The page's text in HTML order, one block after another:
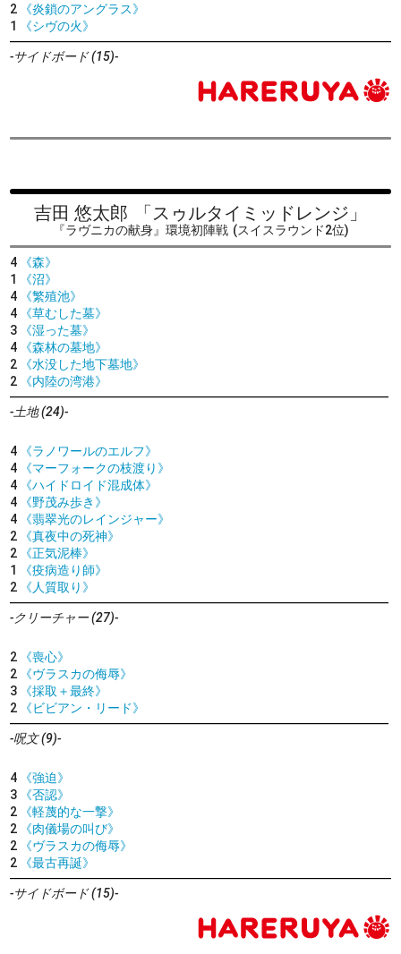
2
《炎鎖のアングラス》
1
《シヴの火》
-サイドボード (15)-
吉田 悠太郎 「スゥルタイミッドレンジ」
『ラヴニカの献身』環境初陣戦 (スイスラウンド2位)
4
《森》
1
《沼》
4
《繁殖池》
4
《草むした墓》
3
《湿った墓》
4
《森林の墓地》
2
《水没した地下墓地》
2
《内陸の湾港》
-土地 (24)-
4
《ラノワールのエルフ》
4
《マーフォークの枝渡り》
4
《ハイドロイド混成体》
4
《野茂み歩き》
4
《翡翠光のレインジャー》
2
《真夜中の死神》
2
《正気泥棒》
1
《疫病造り師》
2
《人質取り》
-クリーチャー (27)-
2
《喪心》
2
《ヴラスカの侮辱》
3
《採取＋最終》
2
《ビビアン・リード》
-呪文 (9)-
4
《強迫》
3
《否認》
2
《軽蔑的な一撃》
2
《肉儀場の叫び》
2
《ヴラスカの侮辱》
2
《最古再誕》
-サイドボード (15)-